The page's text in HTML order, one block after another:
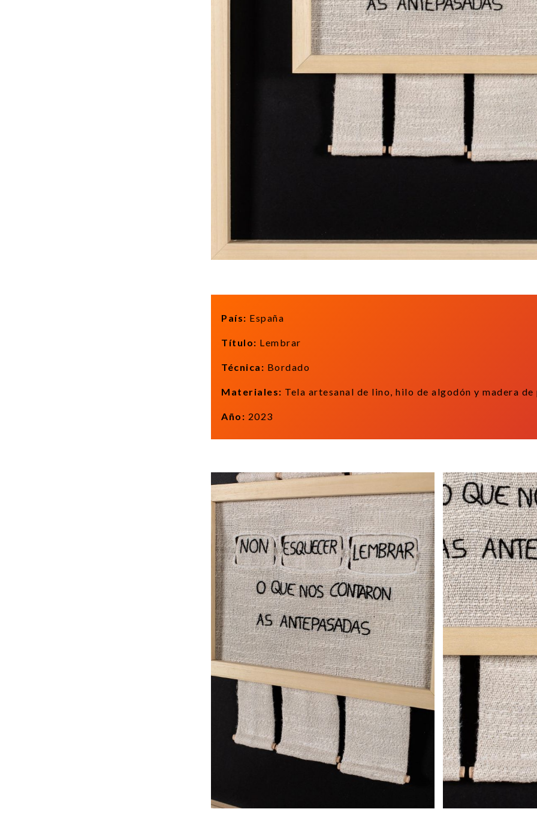
País: España
Título: Lembrar
Técnica: Bordado
Materiales: Tela artesanal de lino, hilo de algodón y madera de
Año: 2023